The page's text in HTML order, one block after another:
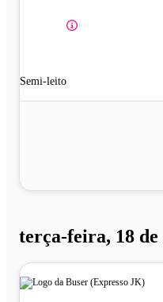
Semi-leito
terça-feira, 18 de